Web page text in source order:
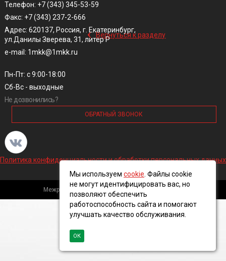
‹ Вернуться к разделу
Телефон: +7 (343) 345-53-59
Факс: +7 (343) 237-2-666
Адрес: 620137, Россия, г. Екатеринбург,
ул.Данилы Зверева, 31, литер Р
e-mail: 1mkk@1mkk.ru
Пн-Пт: с 9:00-18:00
Сб-Вс - выходные
Не дозвонились?
ОБРАТНЫЙ ЗВОНОК
Политика конфиденциальности и обработки персональных данных
Межрегиональная кабельная компания, 2016 ©
Мы используем cookie . Файлы cookie
не могут идентифицировать вас, но
позволяют обеспечить
работоспособность сайта и помогают
улучшать качество обслуживания.
ОК